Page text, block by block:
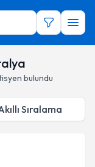
bulundu
Sıralama